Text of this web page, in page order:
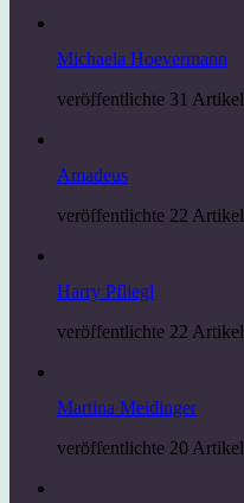
Michaela Hoevermann
veröffentlichte 31 Artikel
Amadeus
veröffentlichte 22 Artikel
Harry Pfliegl
veröffentlichte 22 Artikel
Martina Meidinger
veröffentlichte 20 Artikel